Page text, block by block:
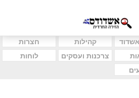
קהילות
חצרות
צרכנות ועסקים
לוחות